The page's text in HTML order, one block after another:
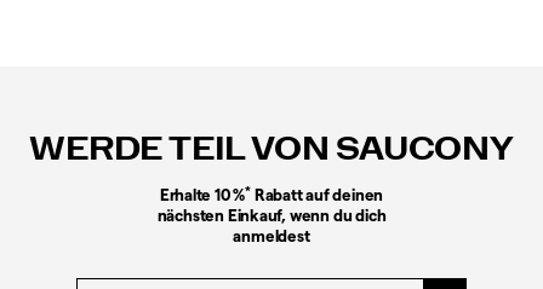
WERDE TEIL VON SAUCONY
Erhalte 10 %* Rabatt auf deinen
nächsten Einkauf, wenn du dich
anmeldest